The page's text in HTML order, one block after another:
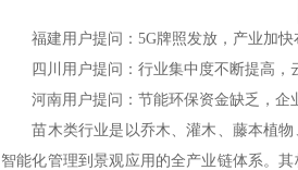
福建用户提问：5G牌照发放，产业加快
四川用户提问：行业集中度不断提高，
河南用户提问：节能环保资金缺乏，企
苗木类行业是以乔木、灌木、藤本植物
智能化管理到景观应用的全产业链体系。